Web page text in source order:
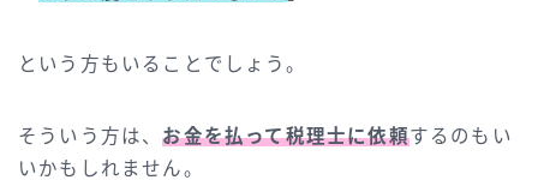
という方もいることでしょう。
そういう方は、お金を払って税理士に依頼するのもい
いかもしれません。